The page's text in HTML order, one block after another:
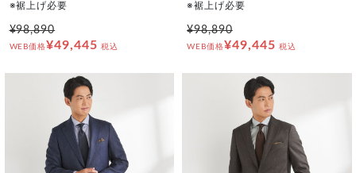
※裾上げ必要
¥98,890
WEB価格¥49,445 税込
※裾上げ必要
¥98,890
WEB価格¥49,445 税込